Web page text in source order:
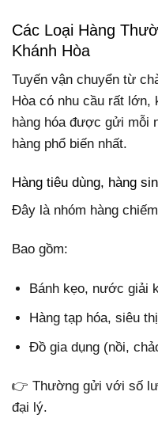
Các Loại Hàng
Khánh Hòa
Tuyến vận chuyển từ
Hòa có nhu cầu rất lớn,
hàng hóa được gửi mỗi
hàng phổ biến nhất.
Hàng tiêu dùng, hàng
Đây là nhóm hàng
Bao gồm:
Bánh kẹo, nước giải
Hàng tạp hóa, siêu thị
Đồ gia dụng (nồi,
👉 Thường gửi với số
đại lý.